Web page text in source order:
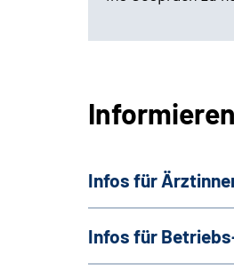
Infos für
Infos für